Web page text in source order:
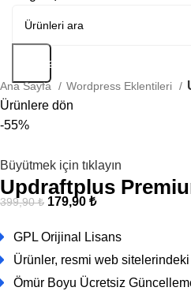
Arama
Ana Sayfa Wordpress Eklentileri
Ürünlere dön
-55%
Büyütmek için tıklayın
Updraftplus
399,90₺ 179,90₺
GPL Orijinal Lisans
Ürünler, resmi web sitelerindeki
Ömür Boyu Ücretsiz